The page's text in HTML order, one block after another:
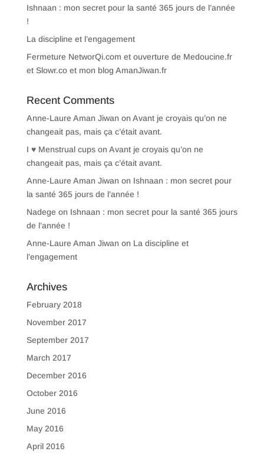
Ishnaan : mon secret pour la santé 365 jours de l’année
!
La discipline et l’engagement
Fermeture NetworQi.com et ouverture de Medoucine.fr
et Slowr.co et mon blog AmanJiwan.fr
Recent Comments
Anne-Laure Aman Jiwan on Avant je croyais qu’on ne
changeait pas, mais ça c’était avant.
I ♥ Menstrual cupson Avant je croyais qu’on ne
changeait pas, mais ça c’était avant.
Anne-Laure Aman Jiwan on Ishnaan : mon secret pour
la santé 365 jours de l’année !
Nadege on Ishnaan : mon secret pour la santé 365 jours
de l’année !
Anne-Laure Aman Jiwan on La discipline et
l’engagement
Archives
February 2018
November 2017
September 2017
March 2017
December 2016
October 2016
June 2016
May 2016
April 2016